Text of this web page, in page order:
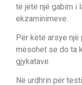
të jëtë një gabim i
ekzaminimeve.
Për këtë arsye
mësohet se do ta
gjykatave.
Në urdhrin për